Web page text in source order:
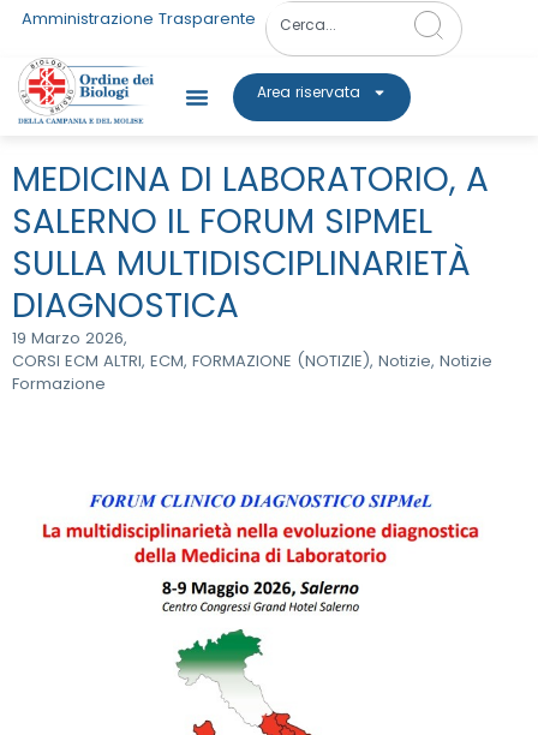
Amministrazione Trasparente
Area riservata
MEDICINA DI LABORATORIO, A
SALERNO IL FORUM SIPMEL
SULLA MULTIDISCIPLINARIETÀ
DIAGNOSTICA
19 Marzo 2026,
CORSI ECM ALTRI, ECM, FORMAZIONE (NOTIZIE), Notizie, Notizie
Formazione